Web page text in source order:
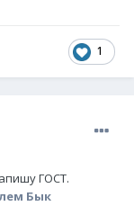
1
ГОСТ.
Бык